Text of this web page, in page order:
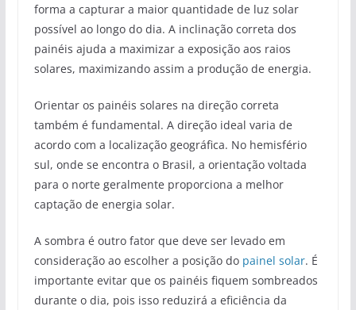
forma a capturar a maior quantidade de luz solar
possível ao longo do dia. A inclinação correta dos
painéis ajuda a maximizar a exposição aos raios
solares, maximizando assim a produção de energia.
Orientar os painéis solares na direção correta
também é fundamental. A direção ideal varia de
acordo com a localização geográfica. No hemisfério
sul, onde se encontra o Brasil, a orientação voltada
para o norte geralmente proporciona a melhor
captação de energia solar.
A sombra é outro fator que deve ser levado em
consideração ao escolher a posição do painel solar. É
importante evitar que os painéis fiquem sombreados
durante o dia, pois isso reduzirá a eficiência da